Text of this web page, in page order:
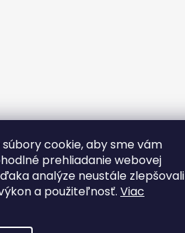
cookie, aby sme vám
prehliadanie webovej
analýze neustále zlepšovali
a použiteľnosť. Viac